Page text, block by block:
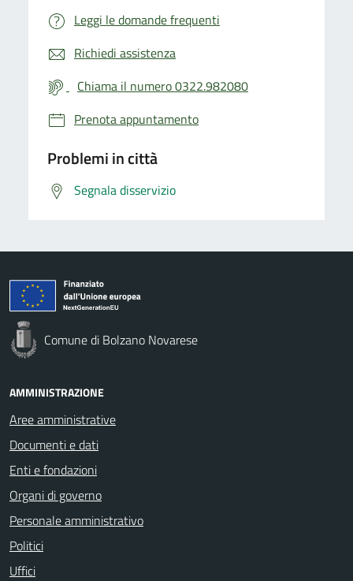
Leggi le domande frequenti
Richiedi assistenza
Chiama il numero 0322.982080
Prenota appuntamento
Problemi in città
Segnala disservizio
Comune di Bolzano Novarese
AMMINISTRAZIONE
Aree amministrative
Documenti e dati
Enti e fondazioni
Organi di governo
Personale amministrativo
Politici
Uffici